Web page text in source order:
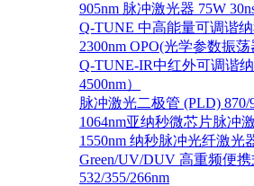
905nm 脉冲激光器 75W
Q-TUNE 中高能量可调谐
2300nm OPO(光学参数振荡
Q-TUNE-IR中红外可调谐
4500nm）
脉冲激光二极管 (PLD) 870/
1064nm亚纳秒微芯片脉冲
1550nm 纳秒脉冲光纤激光
Green/UV/DUV 高重频便
532/355/266nm